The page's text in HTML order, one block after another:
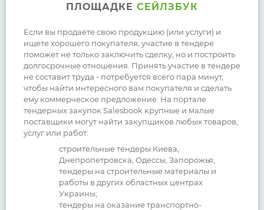
ПЛОЩАДКЕ СЕЙЛЗБУК
Если вы продаёте свою продукцию (или услуги) и
ищете хорошего покупателя, участие в тендере
поможет не только заключить сделку, но и построить
долгосрочные отношения. Принять участие в тендере
не составит труда - потребуется всего пара минут,
чтобы найти интересного вам покупателя и сделать
ему коммерческое предложение. На портале
тендерных закупок Salesbook крупные и малые
поставщики могут найти закупщиков любых товаров,
услуг или работ:
строительные тендеры Киева,
Днепропетровска, Одессы, Запорожья,
тендеры на строительные материалы и
работы в других областных центрах
Украины;
тендеры на оказание транспортно-